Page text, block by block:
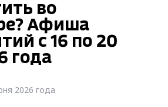
во
Афиша
с 16 по 20
года
2026 года